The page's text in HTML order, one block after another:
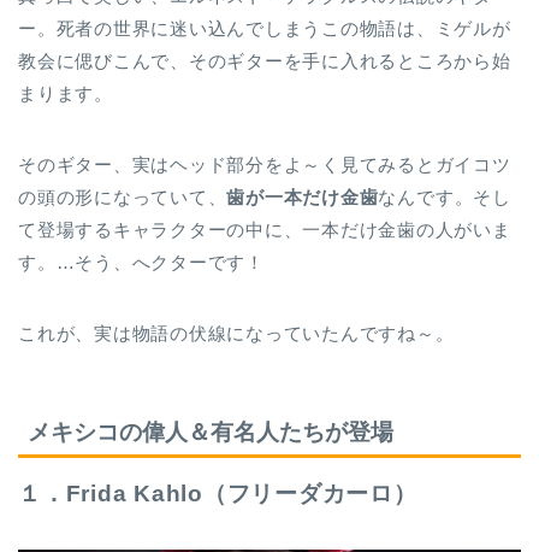
ー。死者の世界に迷い込んでしまうこの物語は、ミゲルが
教会に偲びこんで、そのギターを手に入れるところから始
まります。
そのギター、実はヘッド部分をよ～く見てみるとガイコツ
の頭の形になっていて、歯が一本だけ金歯なんです。そし
て登場するキャラクターの中に、一本だけ金歯の人がいま
す。…そう、へクターです！
これが、実は物語の伏線になっていたんですね～。
メキシコの偉人＆有名人たちが登場
１．Frida Kahlo（フリーダカーロ）